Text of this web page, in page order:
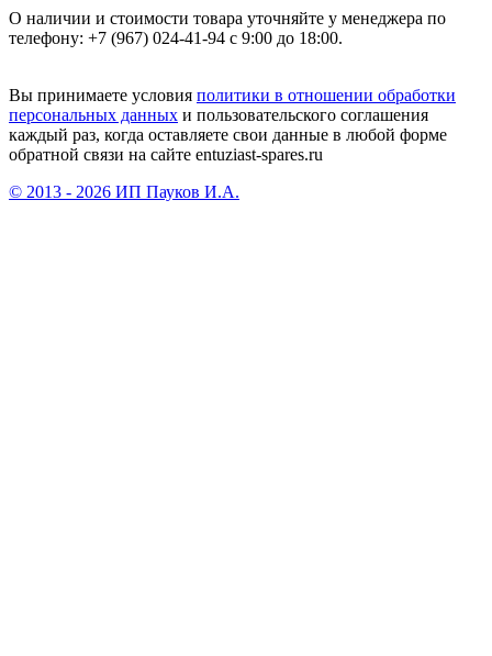
О наличии и стоимости товара уточняйте у менеджера по
телефону: +7 (967) 024-41-94 с 9:00 до 18:00.
Вы принимаете условия политики в отношении обработки
персональных данных и пользовательского соглашения
каждый раз, когда оставляете свои данные в любой форме
обратной связи на сайте entuziast-spares.ru
© 2013 - 2026 ИП Пауков И.А.